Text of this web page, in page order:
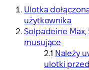
Ulotka
użytkownika
Solpadeine Max,
musujące
Należy
ulotki